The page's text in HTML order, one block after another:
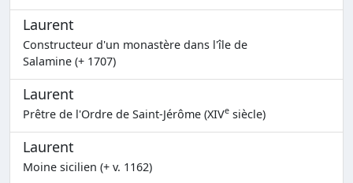
Laurent
Constructeur d'un monastère dans l'île de
Salamine (+ 1707)
Laurent
Prêtre de l'Ordre de Saint-Jérôme (XIVe siècle)
Laurent
Moine sicilien (+ v. 1162)